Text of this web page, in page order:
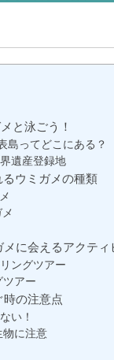
と泳ごう！
島ってどこにある？
遺産登録地
ウミガメの種類
に会えるアクティ
ングツアー
ツアー
時の注意点
い！
物に注意